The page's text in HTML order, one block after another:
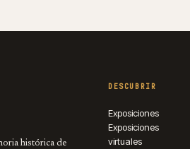
histórica de
DESCUBRIR
Exposiciones
Exposiciones
virtuales